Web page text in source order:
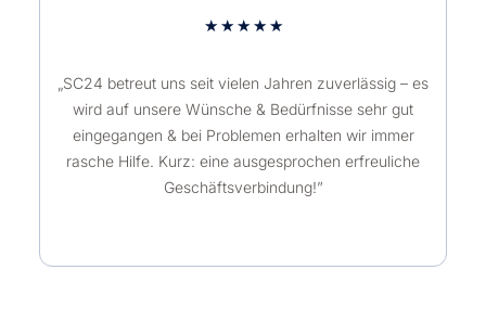
★ ★ ★ ★ ★
„SC24 betreut uns seit vielen Jahren zuverlässig – es
wird auf unsere Wünsche & Bedürfnisse sehr gut
eingegangen & bei Problemen erhalten wir immer
rasche Hilfe. Kurz: eine ausgesprochen erfreuliche
Geschäftsverbindung!”